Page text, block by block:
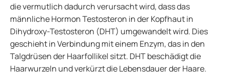
die vermutlich dadurch verursacht wird, dass das
männliche Hormon Testosteron in der Kopfhaut in
Dihydroxy-Testosteron (DHT) umgewandelt wird. Dies
geschieht in Verbindung mit einem Enzym, das in den
Talgdrüsen der Haarfollikel sitzt. DHT beschädigt die
Haarwurzeln und verkürzt die Lebensdauer der Haare.